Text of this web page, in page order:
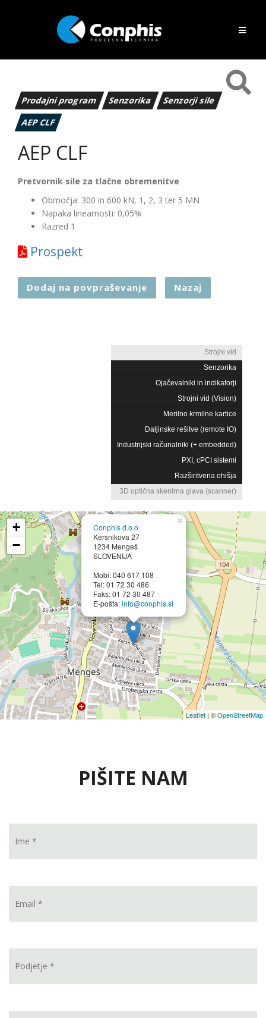
Prodajni program Senzorika
Senzorji sile
AEP CLF
AEP CLF
Pretvornik sile za tlačne obremenitve
Območja: 300 in 600 kN, 1, 2, 3 ter 5 MN
Napaka linearnosti: 0,05%
Razred 1
Prospekt
Dodaj na povpraševanje Nazaj
Strojni vid
Senzorika
Ojačevalniki in indikatorji
Strojni vid (Vision)
Merilno krmilne kartice
Daljinske rešitve (remote IO)
Industrijski računalniki (+ embedded)
PXI, cPCI sistemi
Razširitvena ohišja
3D optična skenirna glava (scanner)
Conphis d.o.o
Kersnikova 27
1234 Mengeš
SLOVENIJA
Mobi: 040 617 108
Tel: 01 72 30 486
Faks: 01 72 30 487
E-pošta:info@conphis.si
×
+
−
Leaflet | ©OpenStreetMap
PIŠITE NAM